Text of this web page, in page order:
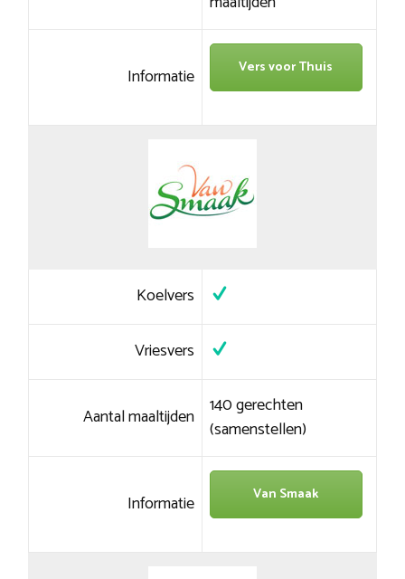
Informatie Vers voor Thuis
Koelvers
Vriesvers
Aantal maaltijden 140 gerechten
(samenstellen)
Informatie Van Smaak